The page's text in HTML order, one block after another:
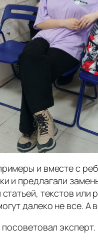
и вместе с
и предлагали
текстов
далеко не все. А
эксперт.